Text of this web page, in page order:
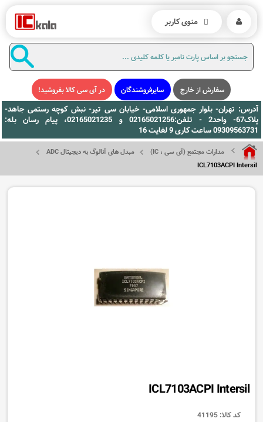
سفارش از خارج سایرفروشندگان در آی سی کالا بفروشید!
آدرس: تهران- بلوار جمهوری اسلامی- خیابان سی تیر- نبش کوچه رستمی جاهد-
پلاک67- واحد2 - تلفن:02165021256 و 02165021235، پیام رسان بله:
09309563731 ساعت کاری 9 لغایت 16
مدارات مجتمع (آی سی ، IC)
مبدل های آنالوگ به دیجیتال ADC
ICL7103ACPI Intersil
ICL7103ACPI Intersil
کد کالا: 41195
منوی کاربر